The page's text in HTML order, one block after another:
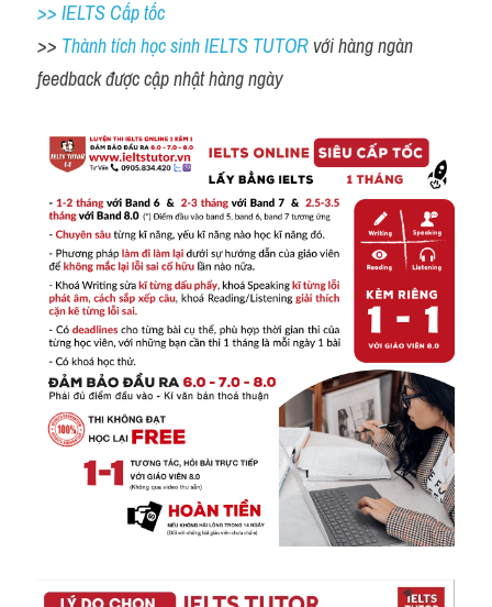
>> IELTS Cấp tốc
>> Thành tích học sinh IELTS TUTOR với hàng ngàn
feedback được cập nhật hàng ngày